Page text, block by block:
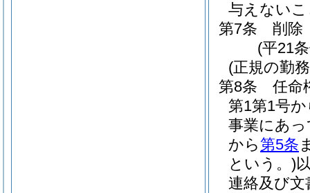
与えない
第7条
削除
(平21
(正規の勤
第8条
任命
第1第1号
事業にあ
から第5条
という。)
連絡及び